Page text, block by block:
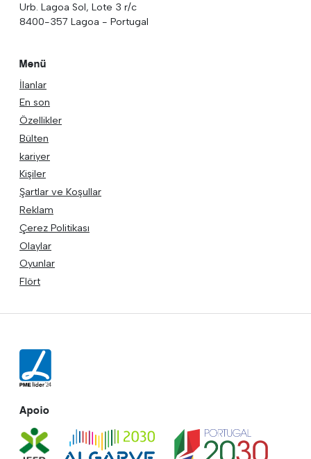
Urb. Lagoa Sol, Lote 3 r/c
8400-357 Lagoa - Portugal
Menü
İlanlar
En son
Özellikler
Bülten
kariyer
Kişiler
Şartlar ve Koşullar
Reklam
Çerez Politikası
Olaylar
Oyunlar
Flört
Apoio